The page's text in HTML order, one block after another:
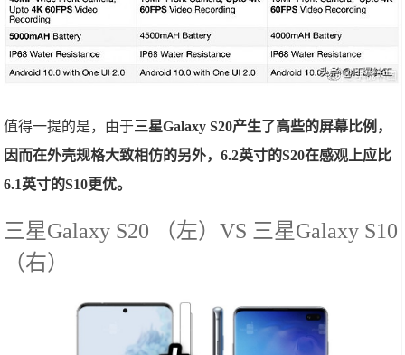
值得一提的是，由于三星Galaxy S20产生了高些的屏幕比例，
因而在外壳规格大致相仿的另外，6.2英寸的S20在感观上应比
6.1英寸的S10更优。
三星Galaxy S20 （左）VS 三星Galaxy S10
（右）